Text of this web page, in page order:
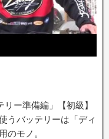
ー準備編」【初級】
うバッテリーは「ディ
のモノ。